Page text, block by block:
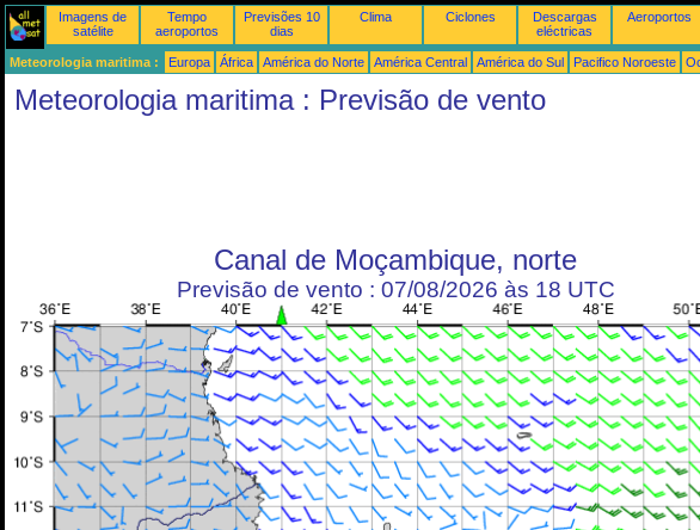
Imagens de
satélite
Tempo
aeroportos
Previsões 10
dias
Clima Ciclones
Descargas
eléctricas
Aeroportos
Meteorologia maritima : Europa África América do Norte América Central América do Sul Pacifico Noroeste
Meteorologia maritima : Previsão de vento
Canal de Moçambique, norte
Previsão de vento : 07/08/2026 às 18 UTC